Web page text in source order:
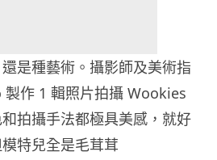
是種藝術。攝影師及美術指
作 1 輯照片拍攝 Wookies
拍攝手法都極具美感，就好
特兒全是毛茸茸